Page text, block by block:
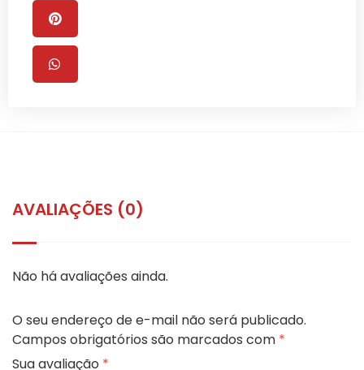
AVALIAÇÕES (0)
Não há avaliações ainda.
O seu endereço de e-mail não será publicado.
Campos obrigatórios são marcados com *
Sua avaliação *